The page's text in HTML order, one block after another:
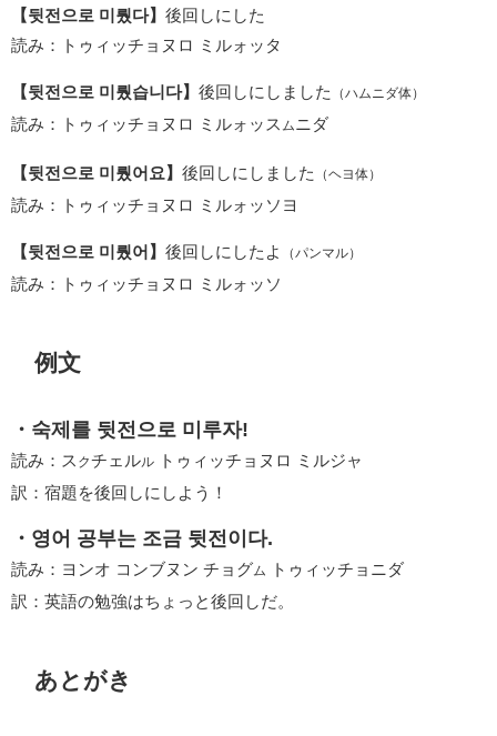
【뒷전으로 미뤘다】 後回しにした
読み：トゥィッチョヌロ ミルォッタ
【뒷전으로 미뤘습니다】 後回しにしました （ハムニダ体）
読み：トゥィッチョヌロ ミルォッス ムニダ
【뒷전으로 미뤘어요】 後回しにしました （ヘヨ体）
読み：トゥィッチョヌロ ミルォッソヨ
【뒷전으로 미뤘어】 後回しにしたよ （パンマル）
読み：トゥィッチョヌロ ミルォッソ
例文
・숙제를 뒷전으로 미루자!
読み：ス クチェルル
トゥィッチョヌロ ミルジャ
訳：宿題を後回しにしよう！
・영어 공부는 조금 뒷전이다.
読み：ヨンオ コンブヌン チョグム
トゥィッチョニダ
訳：英語の勉強はちょっと後回しだ。
あとがき